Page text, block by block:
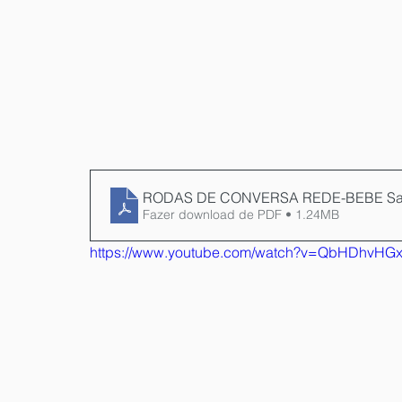
RODAS DE CONVERSA REDE-BEBE
Fazer download de PDF • 1.24MB
https://www.youtube.com/